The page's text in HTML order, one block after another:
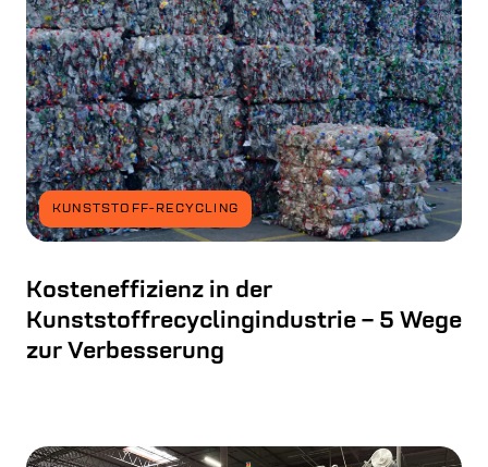
KUNSTSTOFF-RECYCLING
Kosteneffizienz in der
Kunststoffrecyclingindustrie – 5 Wege
zur Verbesserung